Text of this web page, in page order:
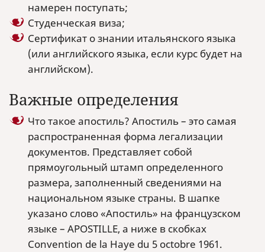
намерен поступать;
Студенческая виза;
Сертификат о знании итальянского языка
(или английского языка, если курс будет на
английском).
Важные определения
Что такое апостиль? Апостиль – это самая
распространенная форма легализации
документов. Представляет собой
прямоугольный штамп определенного
размера, заполненный сведениями на
национальном языке страны. В шапке
указано слово «Апостиль» на французском
языке – APOSTILLE, а ниже в скобках
Convention de la Haye du 5 octobre 1961.